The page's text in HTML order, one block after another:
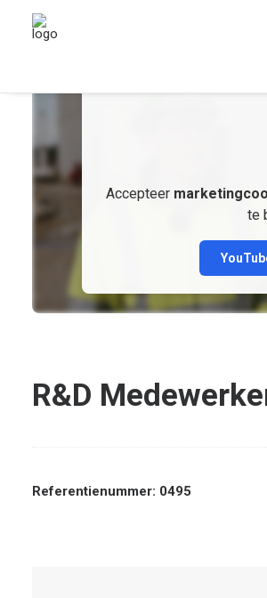
Accepteer
te
R&D
Referentienummer: 0495